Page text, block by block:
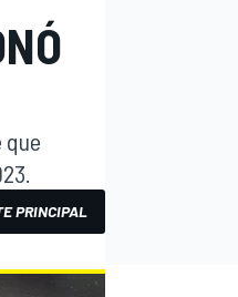
que
PRINCIPAL